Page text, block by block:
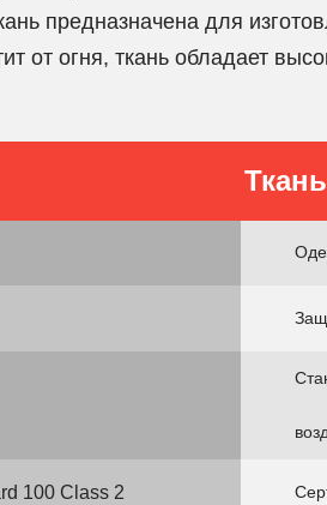
предназначена для
от огня, ткань обладает
100 Class 2